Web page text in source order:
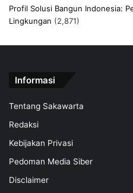
Profil Solusi Bangun Indonesia:
Lingkungan (2,871)
Informasi
Tentang Sakawarta
Redaksi
Kebijakan Privasi
Pedoman Media Siber
Disclaimer